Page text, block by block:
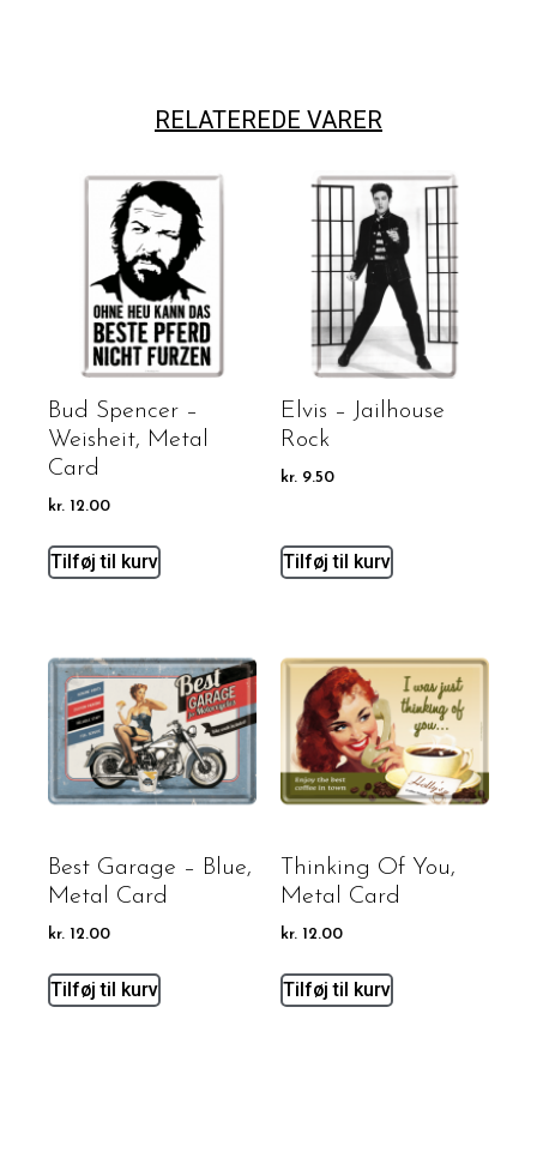
RELATEREDE VARER
Bud Spencer –
Weisheit, Metal
Card
kr. 12.00
Tilføj til kurv
Elvis – Jailhouse
Rock
kr. 9.50
Tilføj til kurv
Best Garage – Blue,
Metal Card
kr. 12.00
Tilføj til kurv
Thinking Of You,
Metal Card
kr. 12.00
Tilføj til kurv